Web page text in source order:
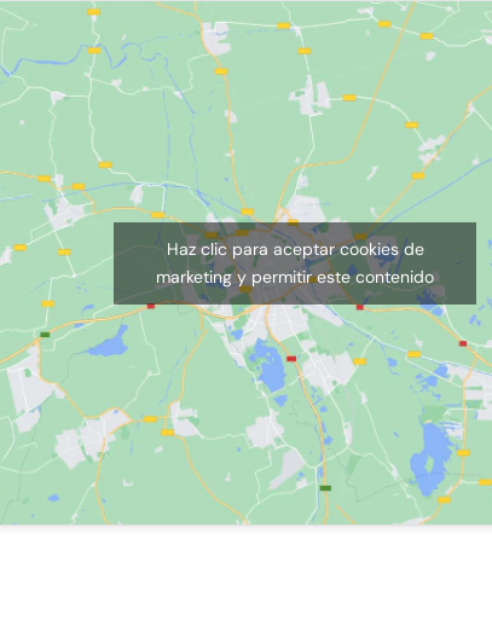
Haz clic para aceptar cookies de
marketing y permitir este contenido